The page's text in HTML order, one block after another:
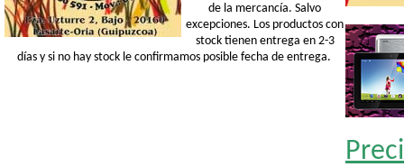
de la mercancía. Salvo
excepciones. Los productos con
stock tienen entrega en 2-3
días y si no hay stock le confirmamos posible fecha de entrega.